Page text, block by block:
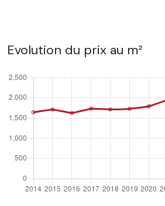
Evolution du prix au m²